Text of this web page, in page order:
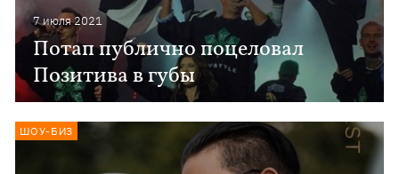
7 июля 2021
Потап публично поцеловал
Позитива в губы
ШОУ-БИЗ